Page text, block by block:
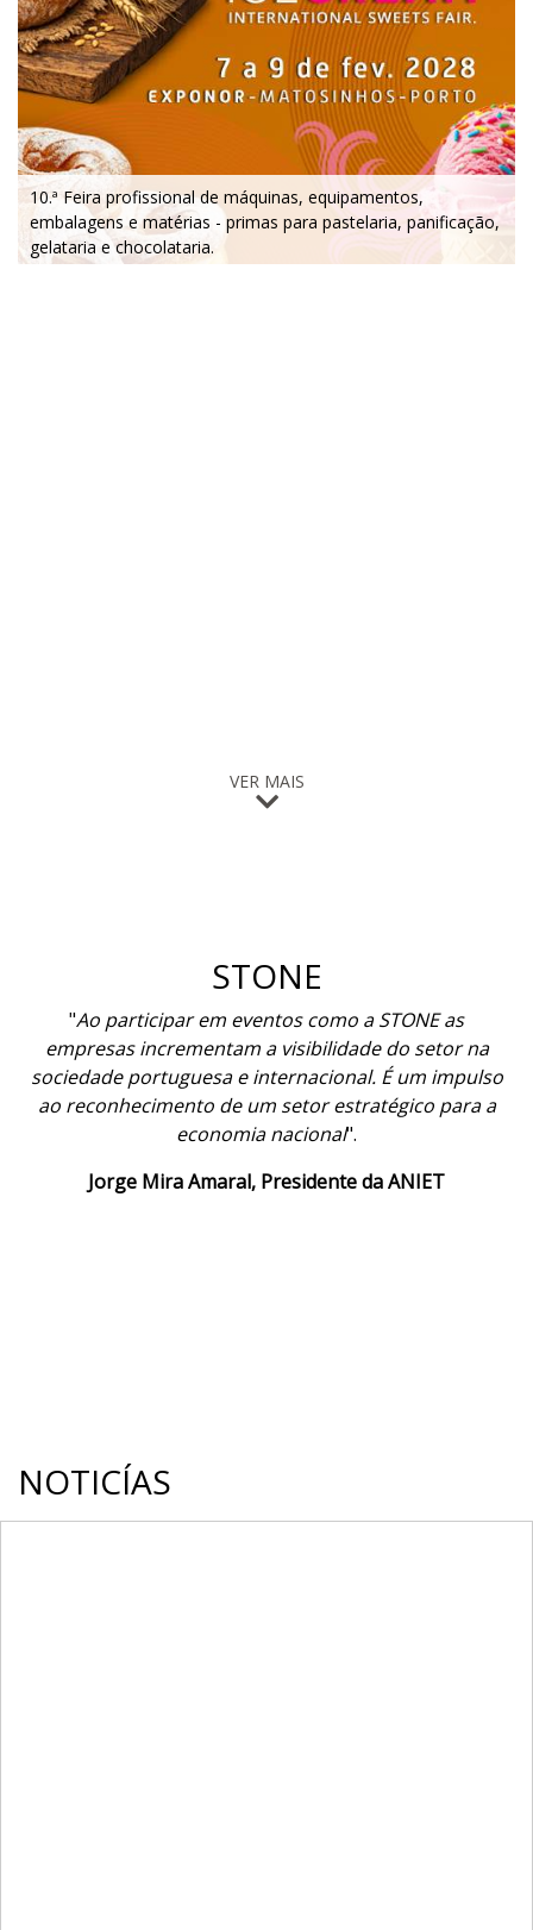
10.ª Feira profissional de máquinas, equipamentos,
embalagens e matérias - primas para pastelaria, panificação,
gelataria e chocolataria.
7 a 9 de fevereiro 2028 - EXPONOR - Porto
VER MAIS
STONE
"Ao participar em eventos como a STONE as
empresas incrementam a visibilidade do setor na
sociedade portuguesa e internacional. É um impulso
ao reconhecimento de um setor estratégico para a
economia nacional".
Jorge Mira Amaral, Presidente da ANIET
NOTICÍAS